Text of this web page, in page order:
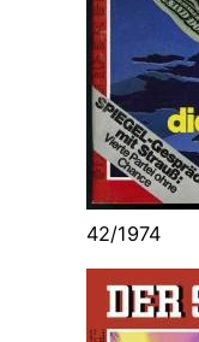
42/1974